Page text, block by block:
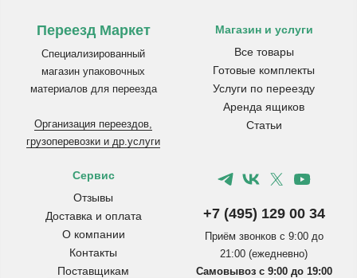
Переезд Маркет
Специализированный
магазин упаковочных
материалов для переезда
Организация переездов,
грузоперевозки и др.услуги
Магазин и услуги
Все товары
Готовые комплекты
Услуги по переезду
Аренда ящиков
Статьи
Сервис
Отзывы
Доставка и оплата
О компании
Контакты
Поставщикам
+7 (495) 129 00 34
Приём звонков с 9:00 до
21:00 (ежедневно)
Самовывоз с 9:00 до 19:00